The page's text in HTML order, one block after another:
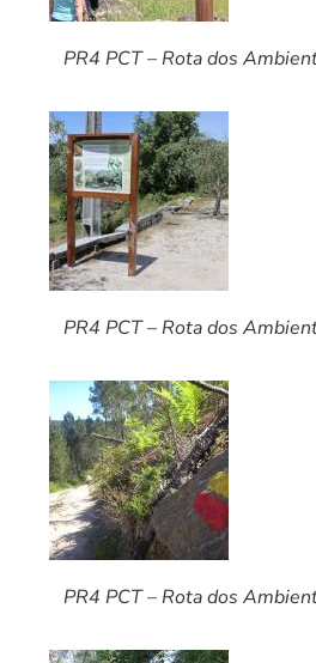
PR4 PCT – Rota dos
PR4 PCT – Rota dos
PR4 PCT – Rota dos